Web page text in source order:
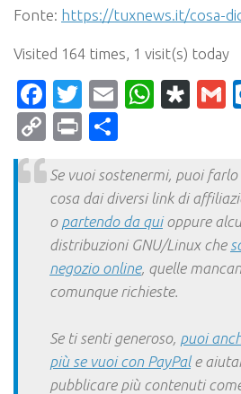
Fonte: https://tuxnews.it/cosa-
Visited 164 times, 1 visit(s) today
Facebook
Twitter
Email
CopyPrint
Se vuoi sostenermi, puoi
cosa dai diversi link di
o partendo da quioppure
distribuzioni GNU/Linux che
negozio online, quelle
comunque richieste.
Se ti senti generoso, puoi
più se vuoi con PayPale
pubblicare più contenuti